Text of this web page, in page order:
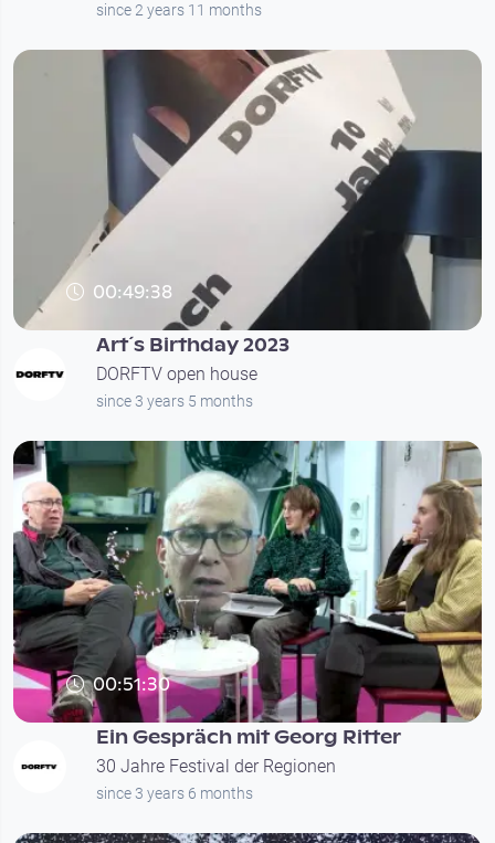
since 2 years 11 months
00:49:38
Art´s Birthday 2023
DORFTV open house
since 3 years 5 months
00:51:30
Ein Gespräch mit Georg Ritter
30 Jahre Festival der Regionen
since 3 years 6 months